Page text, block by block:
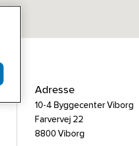
Adresse
10-4 Byggecenter Viborg
Farvervej 22
8800 Viborg